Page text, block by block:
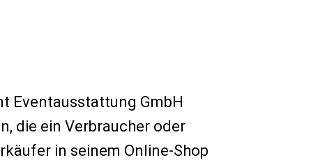
Eventausstattung GmbH
die ein Verbraucher oder
in seinem Online-Shop